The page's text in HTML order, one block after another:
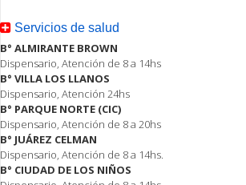
Servicios de salud
B° ALMIRANTE BROWN
Dispensario, Atención de 8 a 14hs
B° VILLA LOS LLANOS
Dispensario, Atención 24hs
B° PARQUE NORTE (CIC)
Dispensario, Atención de 8 a 20hs
B° JUÁREZ CELMAN
Dispensario, Atención de 8 a 14hs.
B° CIUDAD DE LOS NIÑOS